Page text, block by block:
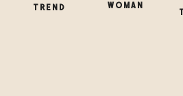
TREND WOMAN